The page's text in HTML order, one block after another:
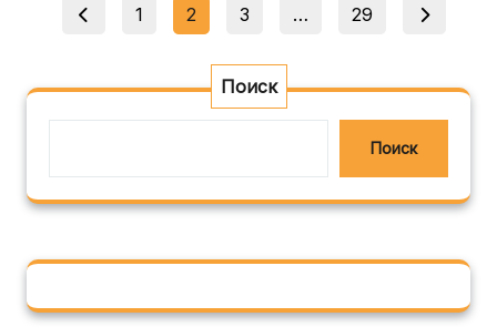
Пагинация
Страница
1 Страница
2 Страница
3 … Страница
29
Поиск
Поиск